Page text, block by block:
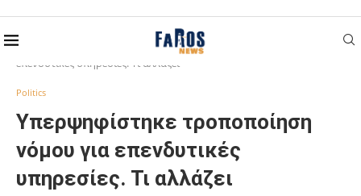
Home
Υπερψηφίστηκε τροποποίηση νόμου για
επενδυτικές υπηρεσίες. Τι αλλάζει
Politics
Υπερψηφίστηκε τροποποίηση
νόμου για επενδυτικές
υπηρεσίες. Τι αλλάζει